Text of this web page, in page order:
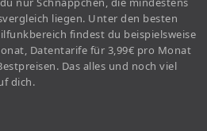
liegen. Unter den besten
findest du beispielsweise
Datentarife für 3,99€ pro Monat
Das alles und noch viel
dich.